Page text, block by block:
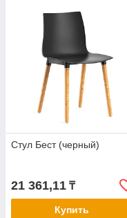
Стул Бест (черный)
21 361,11 ₸
Купить